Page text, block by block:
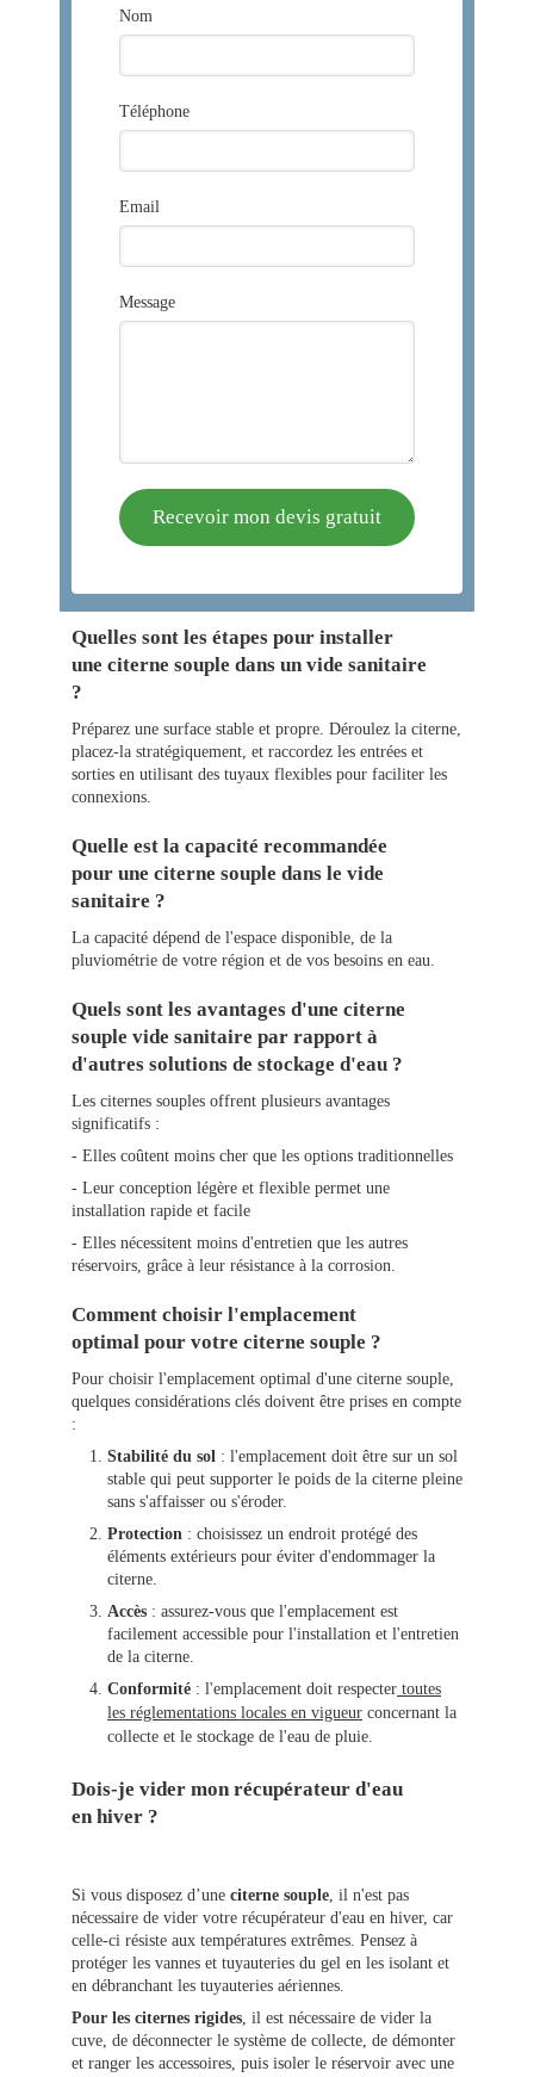
Nom
Téléphone
Email
Message
Recevoir mon devis gratuit
Quelles sont les étapes pour installer
une citerne souple dans un vide sanitaire
?
Préparez une surface stable et propre. Déroulez la citerne,
placez-la stratégiquement, et raccordez les entrées et
sorties en utilisant des tuyaux flexibles pour faciliter les
connexions.
Quelle est la capacité recommandée
pour une citerne souple dans le vide
sanitaire ?
La capacité dépend de l'espace disponible, de la
pluviométrie de votre région et de vos besoins en eau.
Quels sont les avantages d'une citerne
souple vide sanitaire par rapport à
d'autres solutions de stockage d'eau ?
Les citernes souples offrent plusieurs avantages
significatifs :
- Elles coûtent moins cher que les options traditionnelles
- Leur conception légère et flexible permet une
installation rapide et facile
- Elles nécessitent moins d'entretien que les autres
réservoirs, grâce à leur résistance à la corrosion.
Comment choisir l'emplacement
optimal pour votre citerne souple ?
Pour choisir l'emplacement optimal d'une citerne souple,
quelques considérations clés doivent être prises en compte
:
Stabilité du sol : l'emplacement doit être sur un sol
stable qui peut supporter le poids de la citerne pleine
sans s'affaisser ou s'éroder.
Protection : choisissez un endroit protégé des
éléments extérieurs pour éviter d'endommager la
citerne.
Accès : assurez-vous que l'emplacement est
facilement accessible pour l'installation et l'entretien
de la citerne.
Conformité : l'emplacement doit respecter toutes
les réglementations locales en vigueur concernant la
collecte et le stockage de l'eau de pluie.
Dois-je vider mon récupérateur d'eau
en hiver ?
Si vous disposez d’une citerne souple, il n'est pas
nécessaire de vider votre récupérateur d'eau en hiver, car
celle-ci résiste aux températures extrêmes. Pensez à
protéger les vannes et tuyauteries du gel en les isolant et
en débranchant les tuyauteries aériennes.
Pour les citernes rigides, il est nécessaire de vider la
cuve, de déconnecter le système de collecte, de démonter
et ranger les accessoires, puis isoler le réservoir avec une